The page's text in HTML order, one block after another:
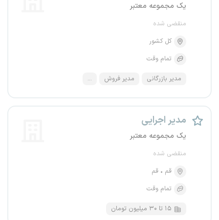
یک مجموعه معتبر
منقضی شده
کل کشور
تمام وقت
مدیر بازرگانی مدیر فروش ...
مدیر اجرایی
یک مجموعه معتبر
منقضی شده
قم
قم
تمام وقت
۱۵ تا ۳۰ میلیون تومان